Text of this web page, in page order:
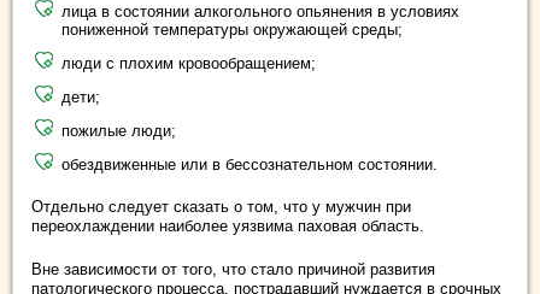
лица в состоянии алкогольного опьянения в условиях
пониженной температуры окружающей среды;
люди с плохим кровообращением;
дети;
пожилые люди;
обездвиженные или в бессознательном состоянии.
Отдельно следует сказать о том, что у мужчин при
переохлаждении наиболее уязвима паховая область.
Вне зависимости от того, что стало причиной развития
патологического процесса, пострадавший нуждается в срочных